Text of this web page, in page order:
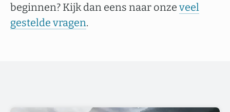
beginnen? Kijk dan eens naar onze veel
gestelde vragen.